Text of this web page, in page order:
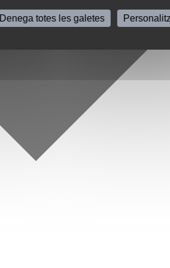
Denega totes les galetes